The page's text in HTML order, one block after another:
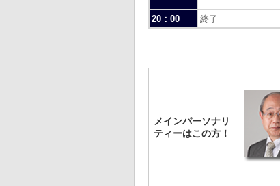
20：00 終了
メインパーソナリ
ティーはこの方！